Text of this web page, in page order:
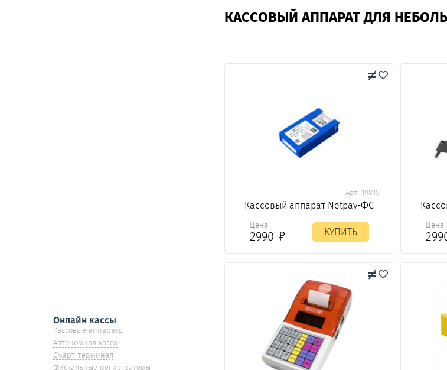
Онлайн кассы
Кассовые аппараты
Автономная касса
Смарт-терминал
Фискальные регистраторы
КАССОВЫЙ АППАРАТ ДЛЯ
Арт. 19815
Кассовый аппарат Netpay-ФС
Цена
2990 КУПИТЬ
Цена